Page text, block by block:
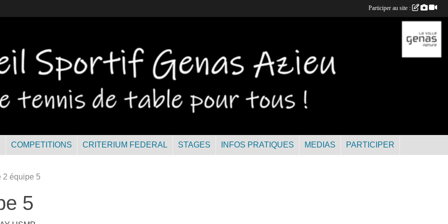
COMPETITIONS CRITERIUM FEDERAL STAGES INFOS PRATIQUES MEDIAS PARTICIPER
2 équipe 5
5
Participer au site :